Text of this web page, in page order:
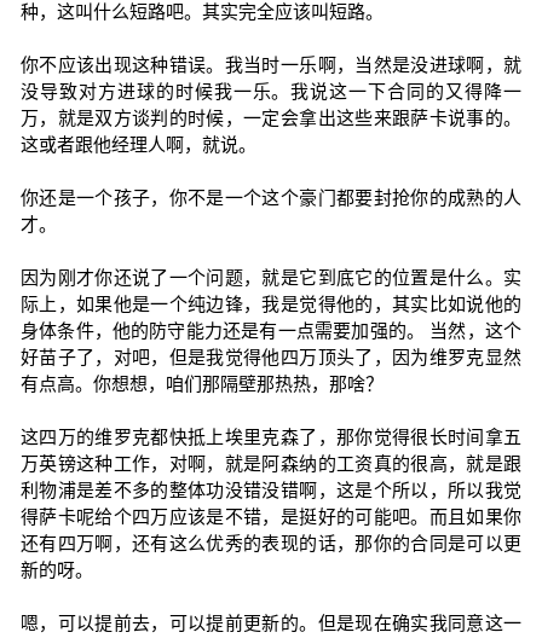
种，这叫什么短路吧。其实完全应该叫短路。
你不应该出现这种错误。我当时一乐啊，当然是没进球啊，就
没导致对方进球的时候我一乐。我说这一下合同的又得降一
万，就是双方谈判的时候，一定会拿出这些来跟萨卡说事的。
这或者跟他经理人啊，就说。
你还是一个孩子，你不是一个这个豪门都要封抢你的成熟的人
才。
因为刚才你还说了一个问题，就是它到底它的位置是什么。实
际上，如果他是一个纯边锋，我是觉得他的，其实比如说他的
身体条件，他的防守能力还是有一点需要加强的。 当然，这个
好苗子了，对吧，但是我觉得他四万顶头了，因为维罗克显然
有点高。你想想，咱们那隔壁那热热，那啥？
这四万的维罗克都快抵上埃里克森了，那你觉得很长时间拿五
万英镑这种工作，对啊，就是阿森纳的工资真的很高，就是跟
利物浦是差不多的整体功没错没错啊，这是个所以，所以我觉
得萨卡呢给个四万应该是不错，是挺好的可能吧。而且如果你
还有四万啊，还有这么优秀的表现的话，那你的合同是可以更
新的呀。
嗯，可以提前去，可以提前更新的。但是现在确实我同意这一